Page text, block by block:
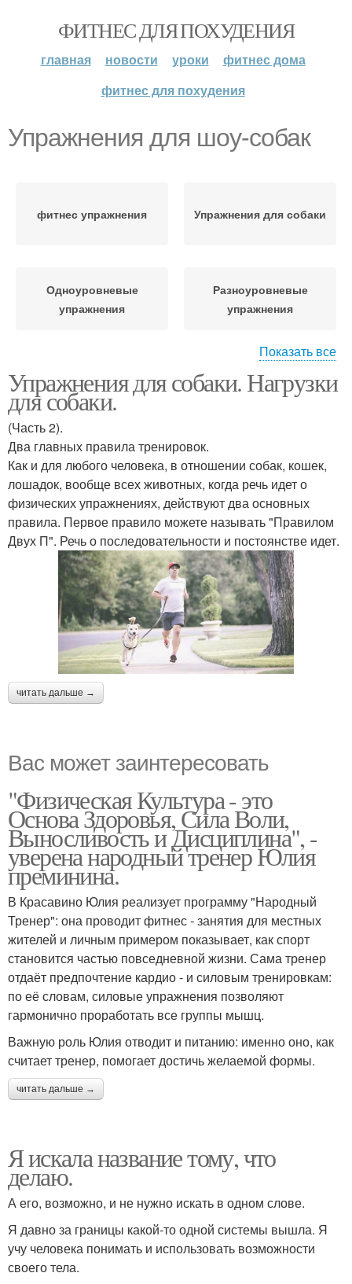
ФИТНЕС ДЛЯ ПОХУДЕНИЯ
главная новости уроки
фитнес дома
фитнес для похудения
Упражнения для шоу-собак
фитнес упражнения Упражнения для собаки
Одноуровневые
упражнения
Разноуровневые
упражнения
укрепления
Фитнес для шоу-собак
Упражнения для собак Базовые упражнения
Показать все
Упражнения для собаки. Нагрузки
для собаки.
(Часть 2).
Два главных правила тренировок.
Как и для любого человека, в отношении собак, кошек,
лошадок, вообще всех животных, когда речь идет о
физических упражнениях, действуют два основных
правила. Первое правило можете называть "Правилом
Двух П". Речь о последовательности и постоянстве идет.
читать дальше →
Вас может заинтересовать
"Физическая Культура - это
Основа Здоровья, Сила Воли,
Выносливость и Дисциплина", -
уверена народный тренер Юлия
преминина.
В Красавино Юлия реализует программу "Народный
Тренер": она проводит фитнес - занятия для местных
жителей и личным примером показывает, как спорт
становится частью повседневной жизни. Сама тренер
отдаёт предпочтение кардио - и силовым тренировкам:
по её словам, силовые упражнения позволяют
гармонично проработать все группы мышц.
Важную роль Юлия отводит и питанию: именно оно, как
считает тренер, помогает достичь желаемой формы.
читать дальше →
Я искала название тому, что
делаю.
А его, возможно, и не нужно искать в одном слове.
Я давно за границы какой-то одной системы вышла. Я
учу человека понимать и использовать возможности
своего тела.